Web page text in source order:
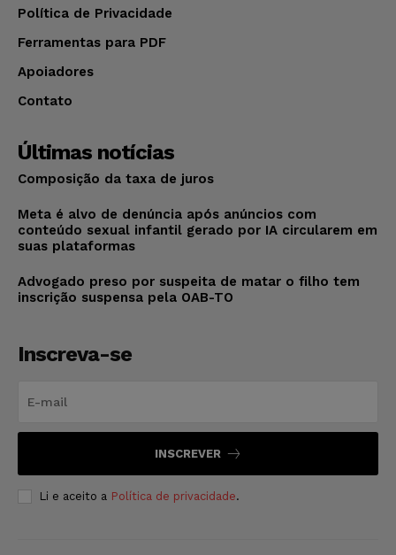
Política de Privacidade
Ferramentas para PDF
Apoiadores
Contato
Últimas notícias
Composição da taxa de juros
Meta é alvo de denúncia após anúncios com
conteúdo sexual infantil gerado por IA circularem em
suas plataformas
Advogado preso por suspeita de matar o filho tem
inscrição suspensa pela OAB-TO
Inscreva-se
INSCREVER
Li e aceito a Política de privacidade.